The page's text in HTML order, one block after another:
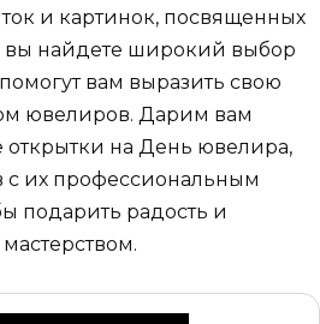
и картинок, посвященных
вы найдете широкий выбор
вам выразить свою
ювелиров. Дарим вам
открытки на День ювелира,
с их профессиональным
подарить радость и